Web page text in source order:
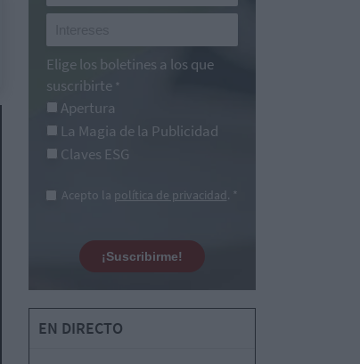
Elige los boletines a los que
suscribirte *
Apertura
La Magia de la Publicidad
Claves ESG
Acepto la política de privacidad. *
¡Suscribirme!
EN DIRECTO